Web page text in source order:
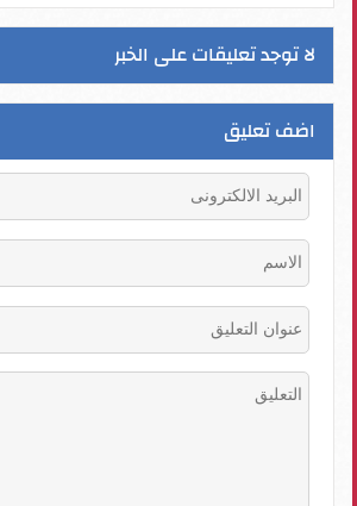
لا توجد تعليقات على الخبر
اضف تعليق